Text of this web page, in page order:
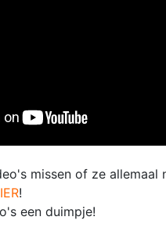
missen of ze
!
een duimpje!